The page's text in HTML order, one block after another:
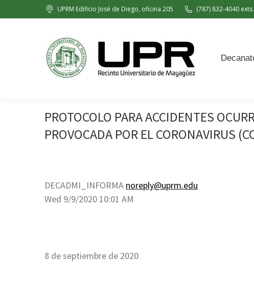
UPRM Edificio José de Diego, oficina 205 (787) 832-4040
PROTOCOLO PARA ACCIDENTES
PROVOCADA POR EL CORONAVIRUS
DECADMI_INFORMA noreply@uprm.edu
Wed 9/9/2020 10:01 AM
8 de septiembre de 2020
Decanato de Administración